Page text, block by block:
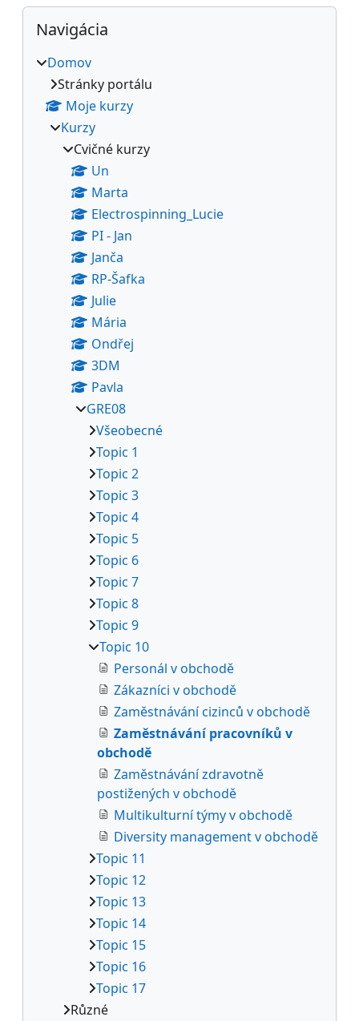
Bloky
Preskočiť Navigácia
Navigácia
Domov
Stránky portálu
Moje kurzy
Kurzy
Cvičné kurzy
Un
Marta
Electrospinning_Lucie
PI - Jan
Janča
RP-Šafka
Julie
Mária
Ondřej
3DM
Pavla
GRE08
Všeobecné
Topic 1
Topic 2
Topic 3
Topic 4
Topic 5
Topic 6
Topic 7
Topic 8
Topic 9
Topic 10
Personál v obchodě
Zákazníci v obchodě
Zaměstnávání cizinců v obchodě
Zaměstnávání pracovníků v
obchodě
Zaměstnávání zdravotně
postižených v obchodě
Multikulturní týmy v obchodě
Diversity management v obchodě
Topic 11
Topic 12
Topic 13
Topic 14
Topic 15
Topic 16
Topic 17
Různé